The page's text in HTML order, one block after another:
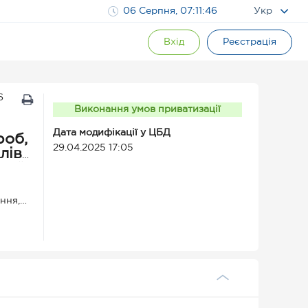
06 Серпня, 07:11:47 Укр
Вхід Реєстрація
(№
Виконання умов приватизації
Дата модифікації у ЦБД
29.04.2025 17:05